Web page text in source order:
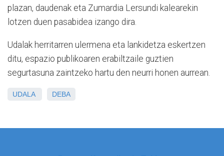
plazan, daudenak eta Zumardia Lersundi kalearekin
lotzen duen pasabidea izango dira.
Udalak herritarren ulermena eta lankidetza eskertzen
ditu, espazio publikoaren erabiltzaile guztien
segurtasuna zaintzeko hartu den neurri honen aurrean.
UDALA DEBA